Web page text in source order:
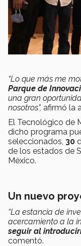
“Lo que más me
Parque de
una gran
nosotros", afirmó la
El Tecnológico de
dicho programa
seleccionados, 30
de los estados de
México.
Un nuevo
“La estancia de
acercamiento a la
seguir al
comentó.